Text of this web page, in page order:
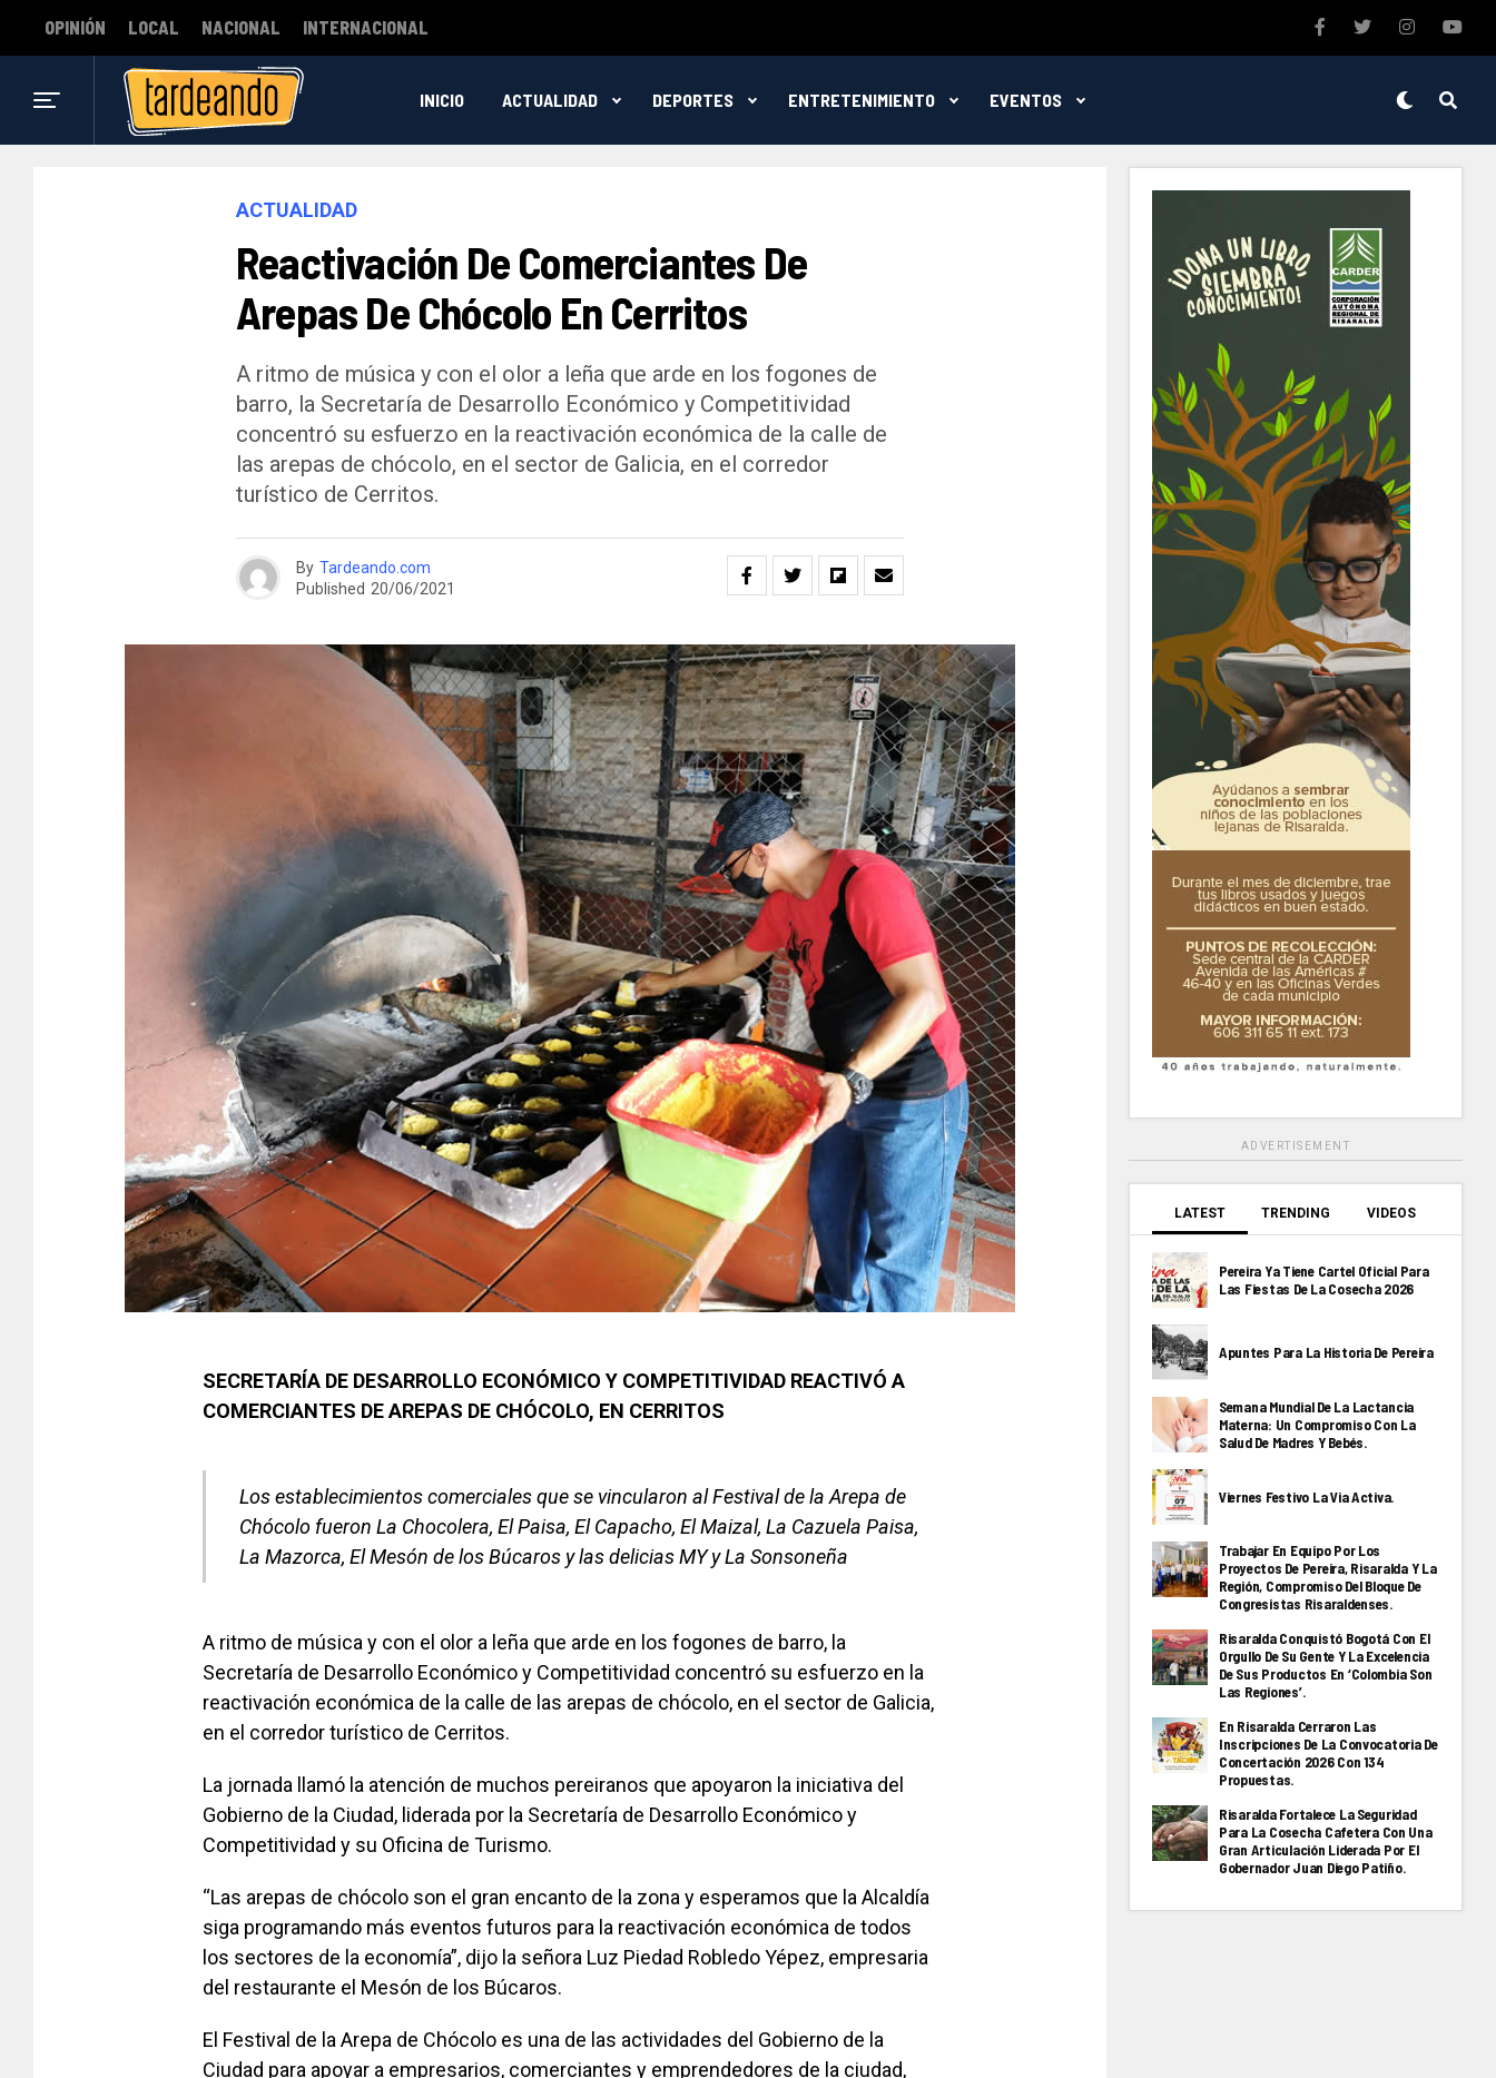
OPINIÓN LOCAL NACIONAL INTERNACIONAL
INICIO ACTUALIDAD DEPORTES ENTRETENIMIENTO EVENTOS
ACTUALIDAD
Reactivación De Comerciantes De
Arepas De Chócolo En Cerritos
A ritmo de música y con el olor a leña que arde en los fogones de
barro, la Secretaría de Desarrollo Económico y Competitividad
concentró su esfuerzo en la reactivación económica de la calle de
las arepas de chócolo, en el sector de Galicia, en el corredor
turístico de Cerritos.
By Tardeando.com
Published 20/06/2021
SECRETARÍA DE DESARROLLO ECONÓMICO Y COMPETITIVIDAD REACTIVÓ A
COMERCIANTES DE AREPAS DE CHÓCOLO, EN CERRITOS
Los establecimientos comerciales que se vincularon al Festival de la Arepa de
Chócolo fueron La Chocolera, El Paisa, El Capacho, El Maizal, La Cazuela Paisa,
La Mazorca, El Mesón de los Búcaros y las delicias MY y La Sonsoneña
A ritmo de música y con el olor a leña que arde en los fogones de barro, la
Secretaría de Desarrollo Económico y Competitividad concentró su esfuerzo en la
reactivación económica de la calle de las arepas de chócolo, en el sector de Galicia,
en el corredor turístico de Cerritos.
La jornada llamó la atención de muchos pereiranos que apoyaron la iniciativa del
Gobierno de la Ciudad, liderada por la Secretaría de Desarrollo Económico y
Competitividad y su Oficina de Turismo.
“Las arepas de chócolo son el gran encanto de la zona y esperamos que la Alcaldía
siga programando más eventos futuros para la reactivación económica de todos
los sectores de la economía”, dijo la señora Luz Piedad Robledo Yépez, empresaria
del restaurante el Mesón de los Búcaros.
El Festival de la Arepa de Chócolo es una de las actividades del Gobierno de la
Ciudad para apoyar a empresarios, comerciantes y emprendedores de la ciudad,
ADVERTISEMENT
LATEST TRENDING VIDEOS
Pereira Ya Tiene Cartel Oficial Para
Las Fiestas De La Cosecha 2026
Apuntes Para La Historia De Pereira
Semana Mundial De La Lactancia
Materna: Un Compromiso Con La
Salud De Madres Y Bebés.
Viernes Festivo La Via Activa.
Trabajar En Equipo Por Los
Proyectos De Pereira, Risaralda Y La
Región, Compromiso Del Bloque De
Congresistas Risaraldenses.
Risaralda Conquistó Bogotá Con El
Orgullo De Su Gente Y La Excelencia
De Sus Productos En ‘Colombia Son
Las Regiones’.
En Risaralda Cerraron Las
Inscripciones De La Convocatoria De
Concertación 2026 Con 134
Propuestas.
Risaralda Fortalece La Seguridad
Para La Cosecha Cafetera Con Una
Gran Articulación Liderada Por El
Gobernador Juan Diego Patiño.